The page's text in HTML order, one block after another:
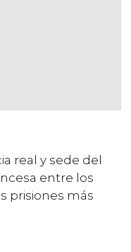
real y sede del
entre los
prisiones más